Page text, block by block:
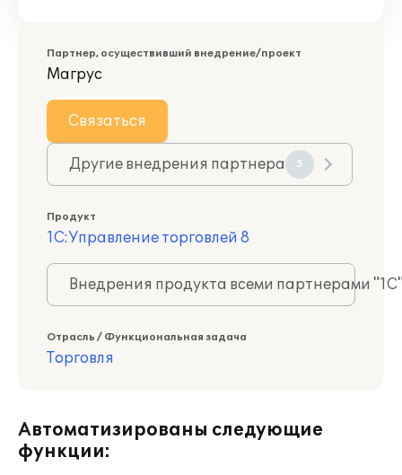
Партнер, осуществивший внедрение/проект
Магрус
Связаться
Другие внедрения партнера 5
Продукт
1С:Управление торговлей 8
Внедрения продукта всеми партнерами
Отрасль / Функциональная задача
Торговля
Автоматизированы следующие
функции: